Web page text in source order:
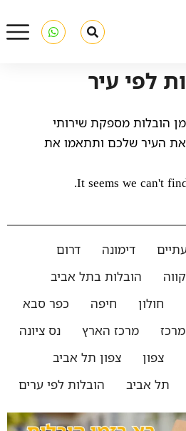
לפי עיר
הובלות מספקת שירותי
את העיר שלכם ותתאמו את
It seems we can't
דימונה
דרום
הובלות בתל אביב
חולון חיפה
כפר סבא
מרכז מרכז הארץ
נס ציונה
צפון
צפון תל אביב
תל אביב הובלות לפי ערים